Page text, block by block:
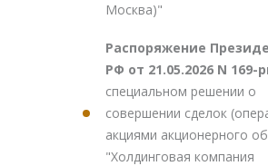
Москва)"
Распоряжение
РФ от 21.05.2026 N 169-
специальном решении о
совершении сделок
акциями акционерного
"Холдинговая компания